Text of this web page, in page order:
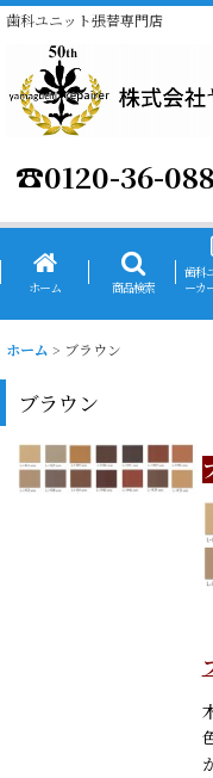
歯科ユニット張替専門店
☎0120-36-
ホーム 商品検索
歯科
ーカ
ホーム > ブラウン
ブラウン